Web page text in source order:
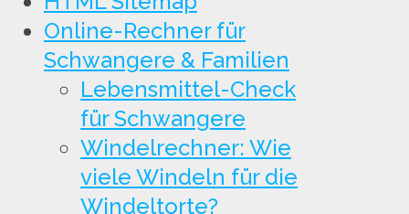
Online-Rechner für
Schwangere & Familien
Lebensmittel-Check
für Schwangere
Windelrechner: Wie
viele Windeln für die
Windeltorte?